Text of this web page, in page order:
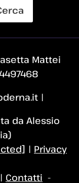
Mattei
|
da Alessio
| Privacy
| Contatti -